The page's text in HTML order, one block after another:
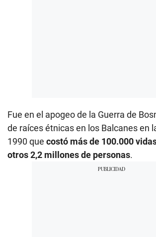
Fue en el apogeo de la Guerra de
de raíces étnicas en los Balcanes en
1990 que costó más de 100.000
otros 2,2 millones de personas.